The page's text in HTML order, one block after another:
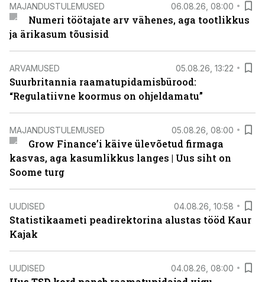
MAJANDUSTULEMUSED 06.08.26, 08:00
Numeri töötajate arv vähenes, aga tootlikkus
ja ärikasum tõusisid
ARVAMUSED 05.08.26, 13:22
Suurbritannia raamatupidamisbürood:
“Regulatiivne koormus on ohjeldamatu”
MAJANDUSTULEMUSED 05.08.26, 08:00
Grow Finance’i käive ülevõetud firmaga
kasvas, aga kasumlikkus langes | Uus siht on
Soome turg
UUDISED 04.08.26, 10:58
Statistikaameti peadirektorina alustas tööd Kaur
Kajak
UUDISED 04.08.26, 08:00